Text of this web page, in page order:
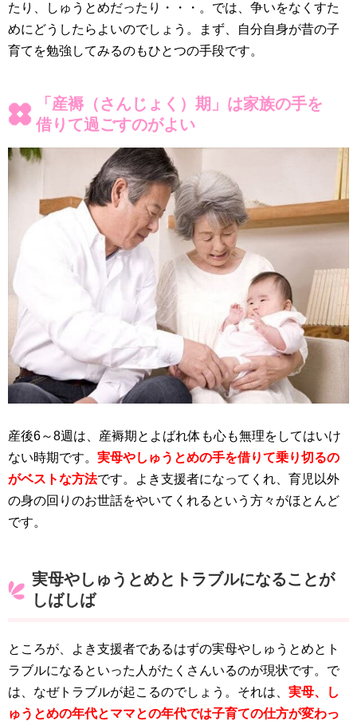
たり、しゅうとめだったり・・・。では、争いをなくすた
めにどうしたらよいのでしょう。まず、自分自身が昔の子
育てを勉強してみるのもひとつの手段です。
「産褥（さんじょく）期」は家族の手を
借りて過ごすのがよい
産後6～8週は、産褥期とよばれ体も心も無理をしてはいけ
ない時期です。 実母やしゅうとめの手を借りて乗り切るの
がベストな方法です。よき支援者になってくれ、育児以外
の身の回りのお世話をやいてくれるという方々がほとんど
です。
実母やしゅうとめとトラブルになることが
しばしば
ところが、よき支援者であるはずの実母やしゅうとめとト
ラブルになるといった人がたくさんいるのが現状です。で
は、なぜトラブルが起こるのでしょう。それは、 実母、し
ゅうとめの年代とママとの年代では子育ての仕方が変わっ